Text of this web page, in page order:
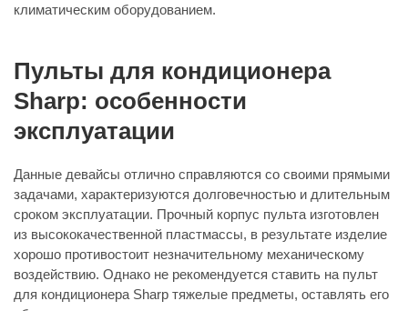
климатическим оборудованием.
Пульты для кондиционера
Sharp: особенности
эксплуатации
Данные девайсы отлично справляются со своими прямыми
задачами, характеризуются долговечностью и длительным
сроком эксплуатации. Прочный корпус пульта изготовлен
из высококачественной пластмассы, в результате изделие
хорошо противостоит незначительному механическому
воздействию. Однако не рекомендуется ставить на пульт
для кондиционера Sharp тяжелые предметы, оставлять его